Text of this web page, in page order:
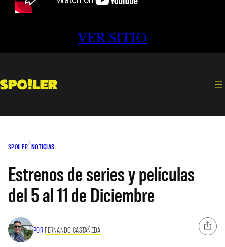
VER SITIO
SPOILER NOTICIAS
Estrenos de series y películas
del 5 al 11 de Diciembre
POR FERNANDO CASTAÑEDA